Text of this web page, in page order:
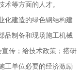
术等方面的人才。
建造的绿色钢结构建
品制备和现场施工机械
传；给技术政策；搭研
工单位必要的经济激励